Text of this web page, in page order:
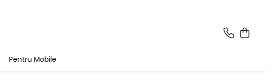
Pentru Mobile